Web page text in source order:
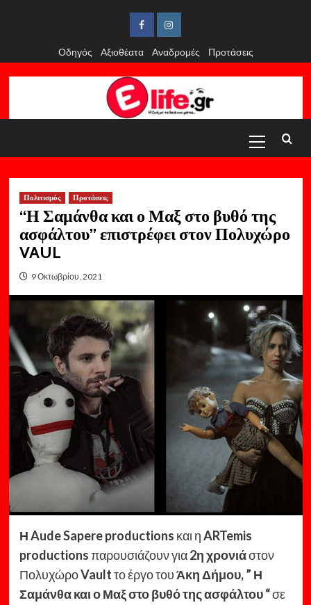
FacebookInstagram
Οδηγός
Αξιοθέατα Αναδρομές Προτάσεις
Menu
Πολιτισμός Προτάσεις
“Η Σαμάνθα και ο Μαξ στο βυθό της
ασφάλτου” επιστρέφει στον Πολυχώρο
VAUL
9 Οκτωβρίου, 2021
ΗAudeSapere productions και ηARTemis
productionsπαρουσιάζουν για2η χρονιάστον
ΠολυχώροVaultτο έργο τουΆκη Δήμου, ” Η
Σαμάνθα και ο Μαξ στο βυθό της ασφάλτου “σε